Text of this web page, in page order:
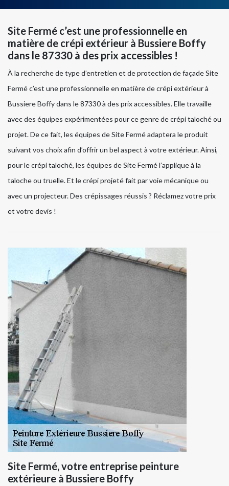
Site Fermé c’est une professionnelle en
matière de crépi extérieur à Bussiere Boffy
dans le 87330 à des prix accessibles !
À la recherche de type d’entretien et de protection de façade Site
Fermé c’est une professionnelle en matière de crépi extérieur à
Bussiere Boffy dans le 87330 à des prix accessibles. Elle travaille
avec des équipes expérimentées pour ce genre de crépi taloché ou
projet. De ce fait, les équipes de Site Fermé adaptera le produit
suivant vos choix afin d’offrir un bel aspect à votre extérieur. Ainsi,
pour le crépi taloché, les équipes de Site Fermé l’applique à la
taloche ou truelle. Et le crépi projeté fait par voie mécanique ou
avec un projecteur. Des crépissages réussis ? Réclamez votre prix
et votre devis !
Site Fermé, votre entreprise peinture
extérieure à Bussiere Boffy